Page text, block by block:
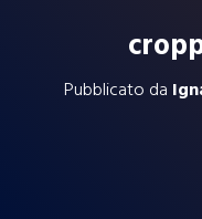
Pubblicato da